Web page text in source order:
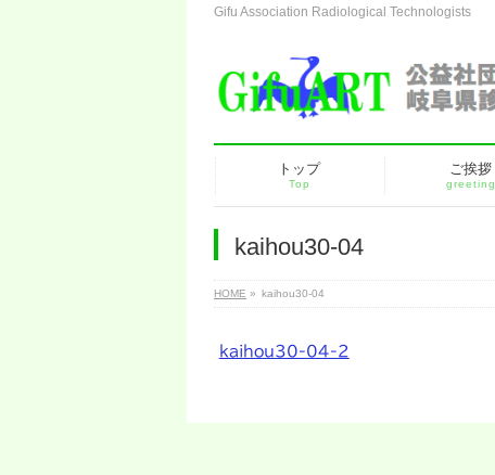
Gifu Association Radiological Technologists
トップ
Top
ご挨拶
greeting
kaihou30-04
HOME » kaihou30-04
kaihou30-04-2